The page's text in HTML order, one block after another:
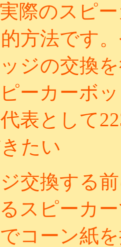
際のスピ
方法です
ジの交換
ーカーボ
表として
たい
交換する
スピーカ
コーン紙